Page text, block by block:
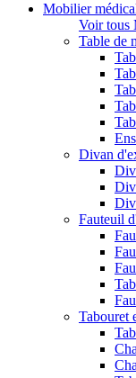
Mobilier
Voir tous
Table de
Divan
Fauteuil
Tabouret